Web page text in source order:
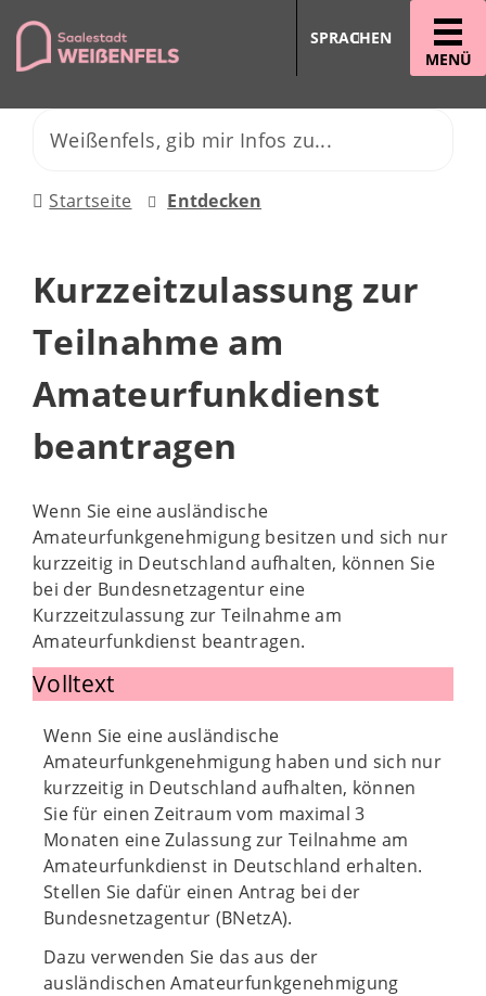
MENÜ
SPRACHEN
Startseite Entdecken
Kurzzeitzulassung zur
Teilnahme am
Amateurfunkdienst
beantragen
Wenn Sie eine ausländische
Amateurfunkgenehmigung besitzen und sich nur
kurzzeitig in Deutschland aufhalten, können Sie
bei der Bundesnetzagentur eine
Kurzzeitzulassung zur Teilnahme am
Amateurfunkdienst beantragen.
Volltext
Wenn Sie eine ausländische
Amateurfunkgenehmigung haben und sich nur
kurzzeitig in Deutschland aufhalten, können
Sie für einen Zeitraum vom maximal 3
Monaten eine Zulassung zur Teilnahme am
Amateurfunkdienst in Deutschland erhalten.
Stellen Sie dafür einen Antrag bei der
Bundesnetzagentur (BNetzA).
Dazu verwenden Sie das aus der
ausländischen Amateurfunkgenehmigung